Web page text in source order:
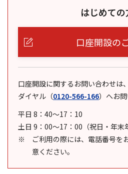
はじめての
口座開設の
口座開設に関するお問い合わせは
ダイヤル （0120-566-166） へお
平日 8：40～17：10
土日 9：00～17：00（祝日・年末
ご利用の際には、電話番号を
意ください。